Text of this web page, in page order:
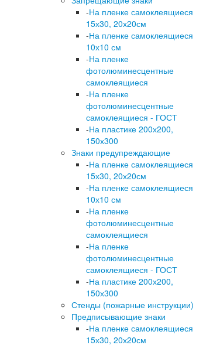
-На пленке самоклеящиеся
15х30, 20х20см
-На пленке самоклеящиеся
10х10 см
-На пленке
фотолюминесцентные
самоклеящиеся
-На пленке
фотолюминесцентные
самоклеящиеся - ГОСТ
-На пластике 200х200,
150х300
Знаки предупреждающие
-На пленке самоклеящиеся
15х30, 20х20см
-На пленке самоклеящиеся
10х10 см
-На пленке
фотолюминесцентные
самоклеящиеся
-На пленке
фотолюминесцентные
самоклеящиеся - ГОСТ
-На пластике 200х200,
150х300
Стенды (пожарные инструкции)
Предписывающие знаки
-На пленке самоклеящиеся
15х30, 20х20см